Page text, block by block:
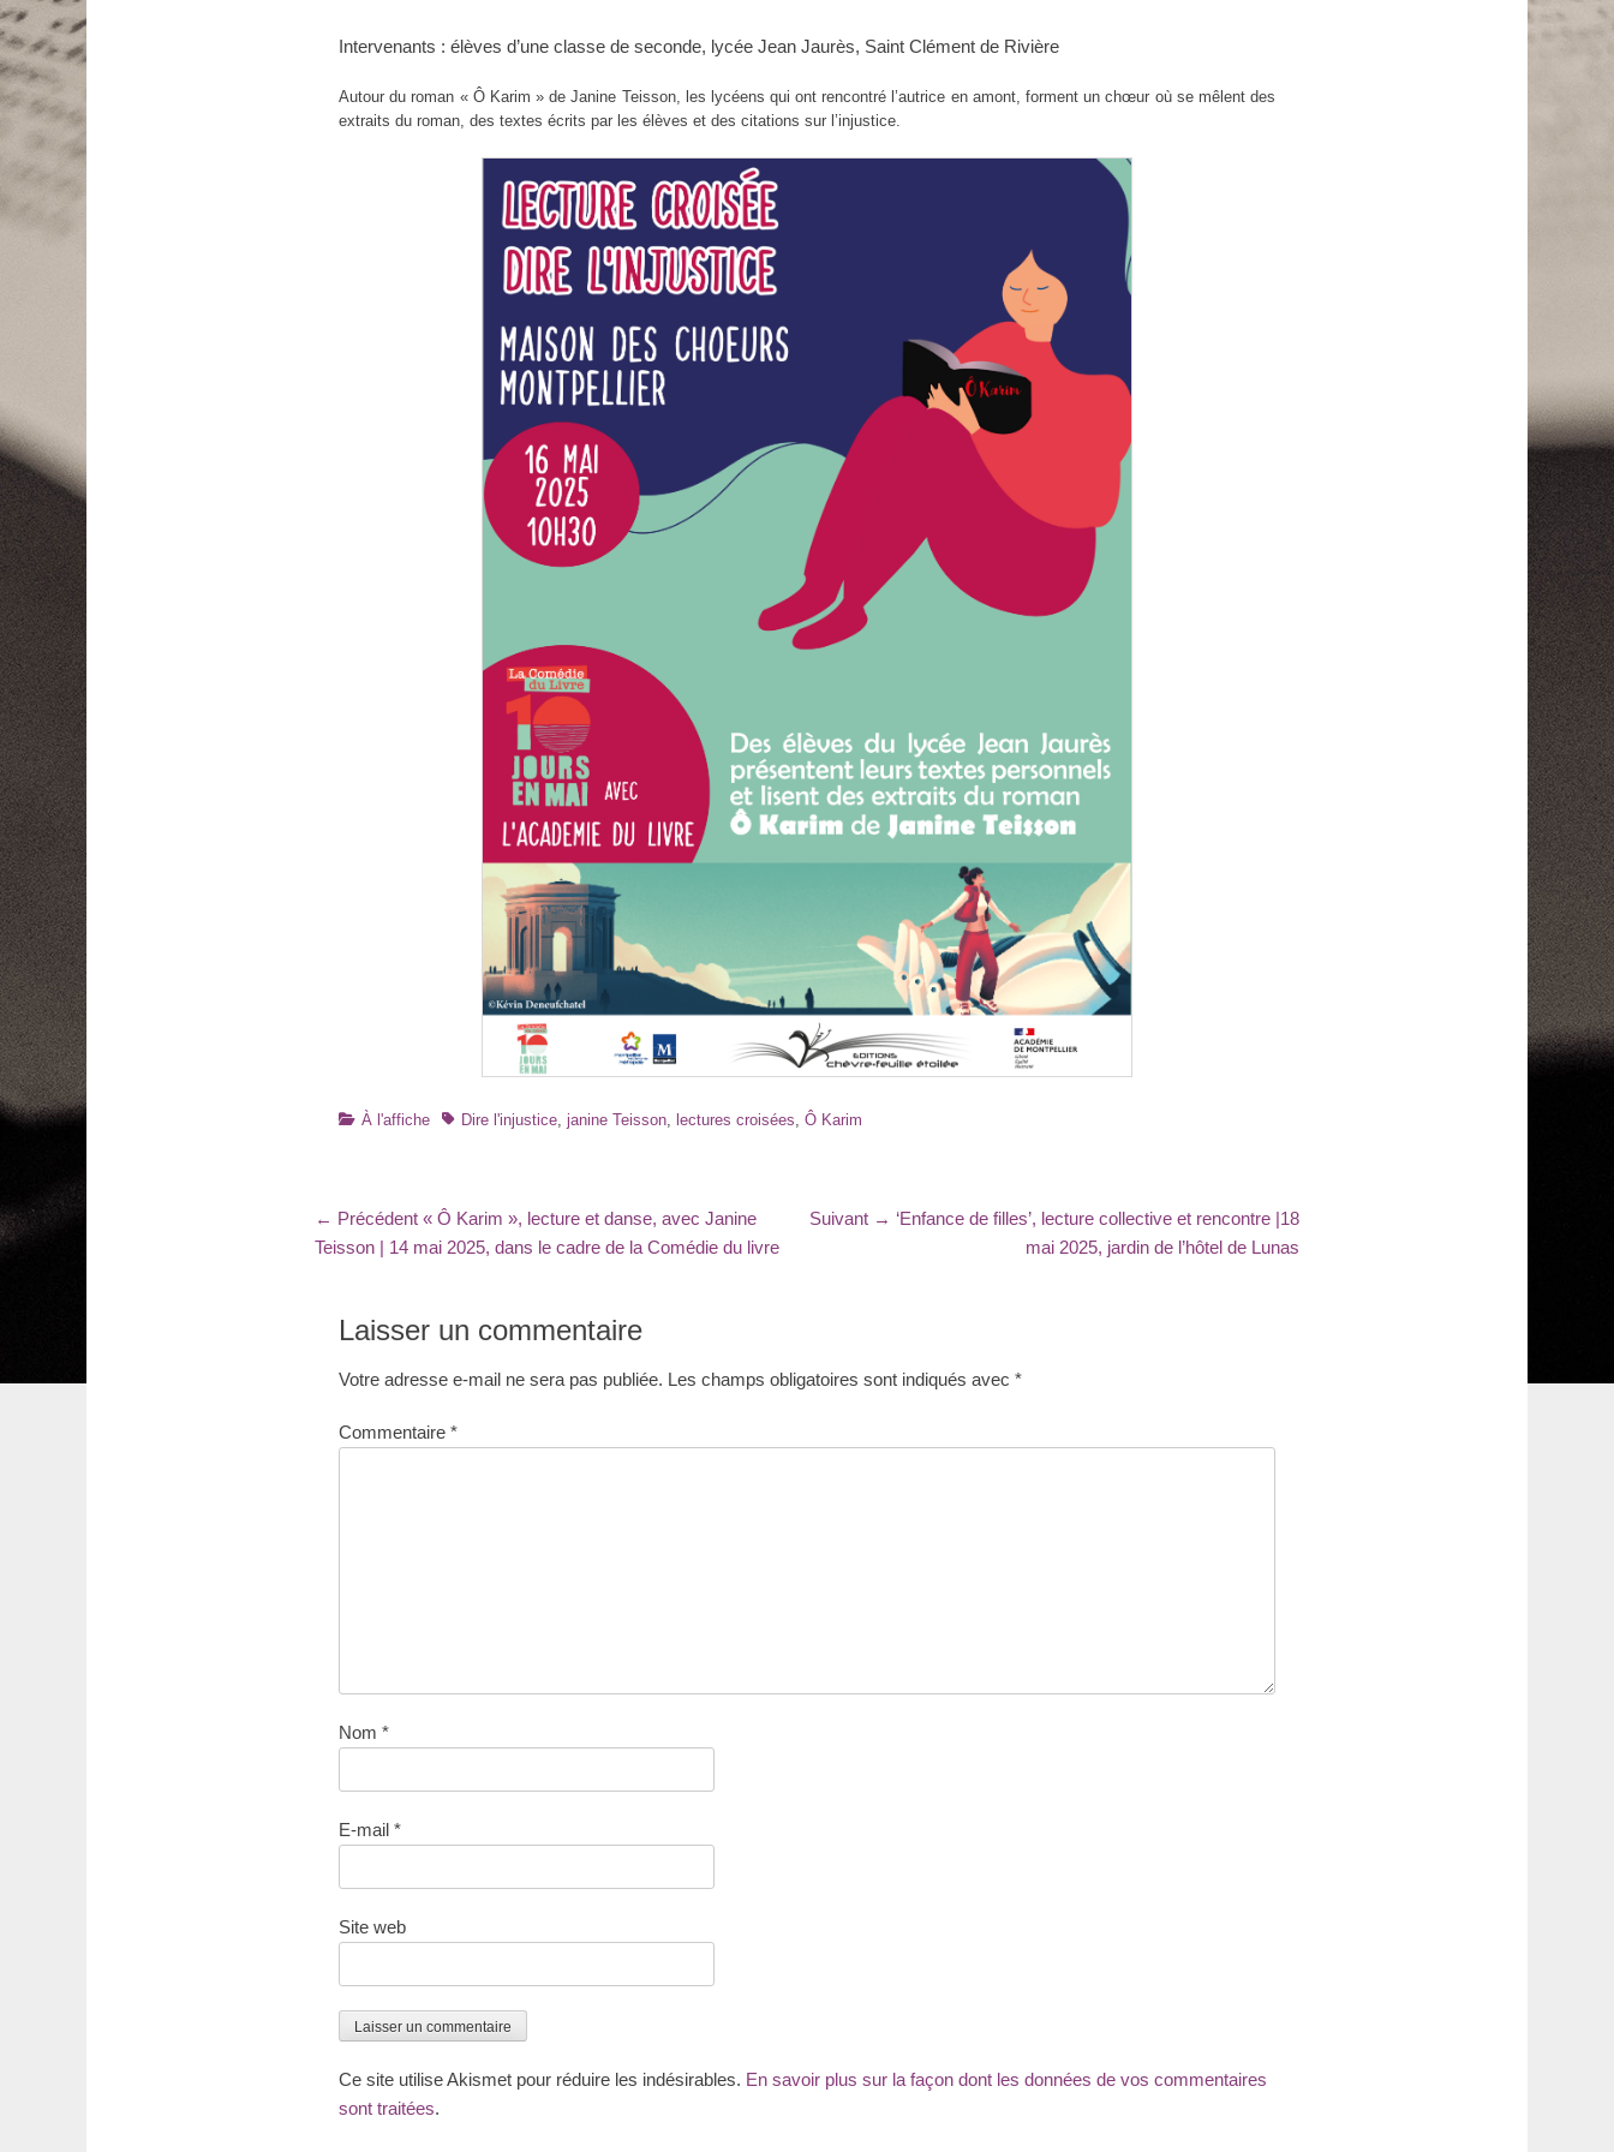
Intervenants : élèves d’une classe de seconde, lycée Jean Jaurès, Saint Clément de Rivière
Autour du roman « Ô Karim » de Janine Teisson, les lycéens qui ont rencontré l’autrice en amont, forment un chœur où se mêlent des
extraits du roman, des textes écrits par les élèves et des citations sur l’injustice.
Catégories
À l'affiche TagsDire l'injustice, janine Teisson, lectures croisées, Ô Karim
Navigation
de
← Précédent Article
précédent
« Ô Karim », lecture et danse, avec Janine
Teisson | 14 mai 2025, dans le cadre de la Comédie du livre
Suivant → Article
‘Enfance de filles’, lecture collective et rencontre |18
mai 2025, jardin de l’hôtel de Lunas
Laisser un commentaire
Votre adresse e-mail ne sera pas publiée. Les champs obligatoires sont indiqués avec *
Commentaire *
Nom *
E-mail *
Site web
Ce site utilise Akismet pour réduire les indésirables. En savoir plus sur la façon dont les données de vos commentaires
sont traitées.